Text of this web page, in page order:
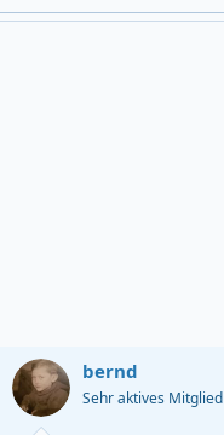
bernd
Sehr aktives Mitglied